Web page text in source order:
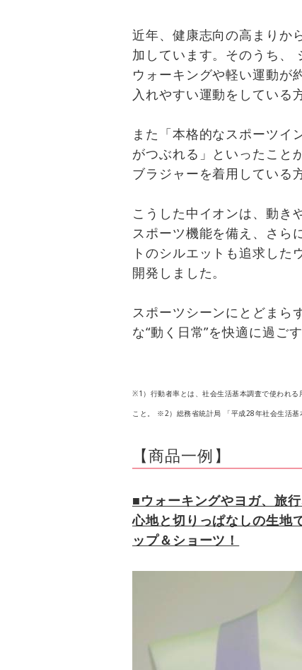
近年、健康志向の高まり
加しています。そのうち、
ウォーキングや軽い運動が
入れやすい運動をしている
また「本格的なスポーツイ
がつぶれる」といったこと
ブラジャーを着用している
こうした中イオンは、動き
スポーツ機能を備え、さら
トのシルエットも追求した
開発しました。
スポーツシーンにとどまら
な“動く日常”を快適に過ご
※1）行動者率とは、社会生活基本調査で使われ
こと。 ※2）総務省統計局 「平成28年社会生活基
【商品一例】
■ウォーキングやヨガ、旅
心地と切りっぱなしの生地
ップ＆ショーツ！